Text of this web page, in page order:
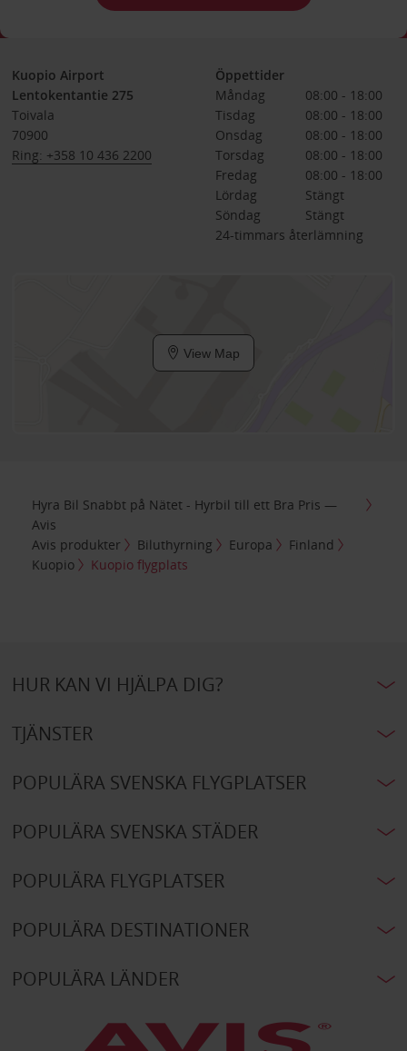
Kuopio Airport
Lentokentantie 275
Toivala
70900
Ring: +358 10 436 2200
Öppettider
Måndag
08:00 - 18:00
Tisdag
08:00 - 18:00
Onsdag
08:00 - 18:00
Torsdag
08:00 - 18:00
Fredag
08:00 - 18:00
Lördag
Stängt
Söndag
Stängt
24-timmars återlämning
View Map
Hyra Bil Snabbt på Nätet - Hyrbil till ett Bra Pris —
Avis
Avis produkter
Biluthyrning Europa
Finland
Kuopio
Kuopio flygplats
HUR KAN VI HJÄLPA DIG?
TJÄNSTER
POPULÄRA SVENSKA FLYGPLATSER
POPULÄRA SVENSKA STÄDER
POPULÄRA FLYGPLATSER
POPULÄRA DESTINATIONER
POPULÄRA LÄNDER